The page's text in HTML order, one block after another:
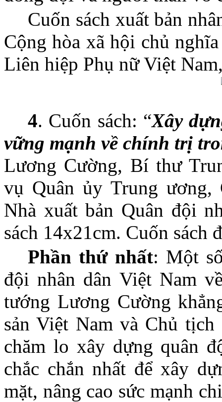
Cuốn sách xuất bản
Cộng hòa xã hội chủ
Liên hiệp Phụ nữ Việt
4. Cuốn sách: “Xây
vững mạnh về chính trị
Lương Cường, Bí thư
vụ Quân ủy Trung
Nhà xuất bản Quân đội
sách 14x21cm. Cuốn sách
Phần thứ nhất: Một
đội nhân dân Việt Nam
tướng Lương Cường
sản Việt Nam và Chủ
chăm lo xây dựng quân
chắc chắn nhất để xây
mặt, nâng cao sức mạnh